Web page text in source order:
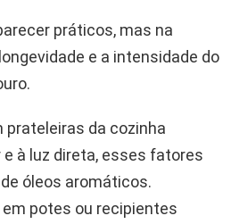
práticos, mas na
e a intensidade do
prateleiras da cozinha
à luz direta, esses fatores
óleos aromáticos.
potes ou recipientes